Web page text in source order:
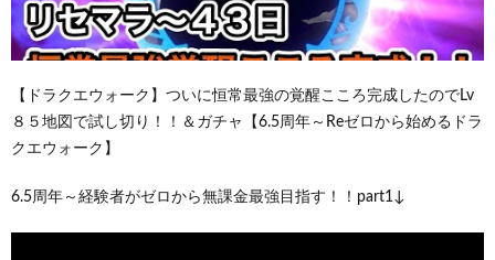
【ドラクエウォーク】ついに恒常最強の覚醒こころ完成したのでLv
８５地図で試し切り！！＆ガチャ【6.5周年～Reゼロから始めるドラ
クエウォーク】
6.5周年～経験者がゼロから無課金最強目指す！！part1↓